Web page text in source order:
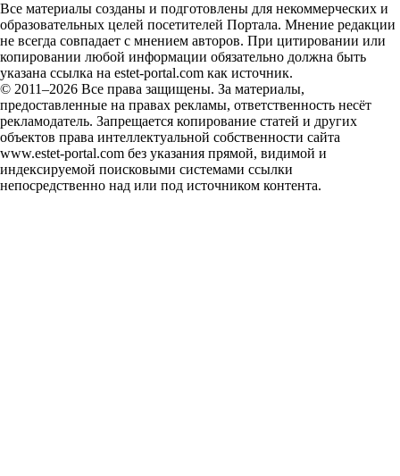
Все материалы созданы и подготовлены для некоммерческих и
образовательных целей посетителей Портала. Мнение редакции
не всегда совпадает с мнением авторов. При цитировании или
копировании любой информации обязательно должна быть
указана ссылка на estet-portal.com как источник.
© 2011–2026 Все права защищены. За материалы,
предоставленные на правах рекламы, ответственность несёт
рекламодатель. Запрещается копирование статей и других
объектов права интеллектуальной собственности сайта
www.estet-portal.com без указания прямой, видимой и
индексируемой поисковыми системами ссылки
непосредственно над или под источником контента.